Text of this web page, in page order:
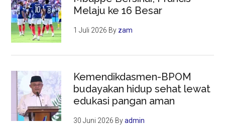
Melaju ke 16 Besar
1 Juli 2026 By zam
Kemendikdasmen-BPOM
budayakan hidup sehat lewat
edukasi pangan aman
30 Juni 2026 Byadmin